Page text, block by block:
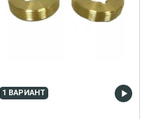
1 ВАРИАНТ